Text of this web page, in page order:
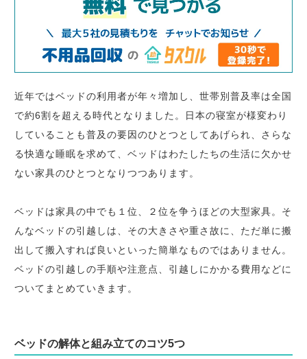
近年ではベッドの利用者が年々増加し、世帯別普及率は全国
で約6割を超える時代となりました。日本の寝室が様変わり
していることも普及の要因のひとつとしてあげられ、さらな
る快適な睡眠を求めて、ベッドはわたしたちの生活に欠かせ
ない家具のひとつとなりつつあります。
ベッドは家具の中でも１位、２位を争うほどの大型家具。そ
んなベッドの引越しは、その大きさや重さ故に、ただ単に搬
出して搬入すれば良いといった簡単なものではありません。
ベッドの引越しの手順や注意点、引越しにかかる費用などに
ついてまとめていきます。
ベッドの解体と組み立てのコツ5つ